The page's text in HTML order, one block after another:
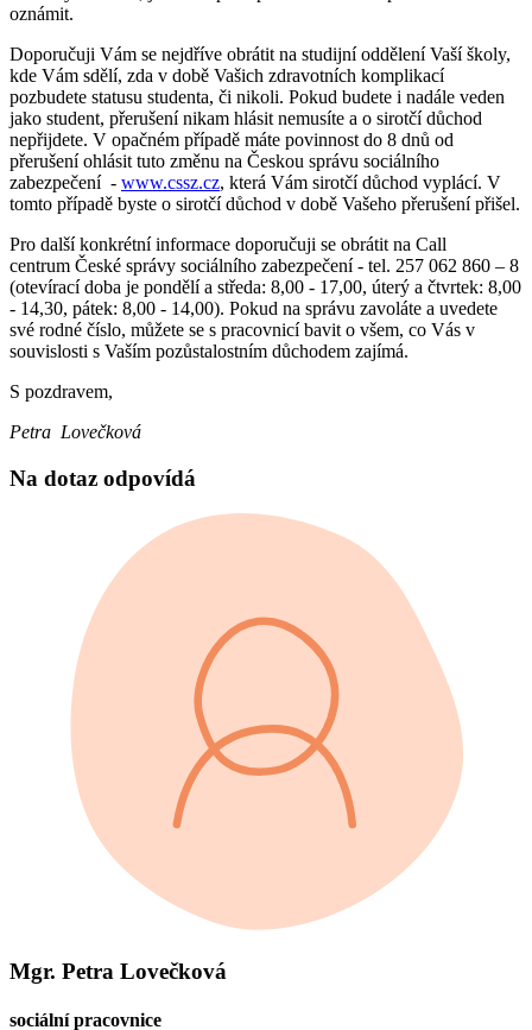
oznámit.
Doporučuji Vám se nejdříve obrátit na studijní oddělení Vaší školy,
kde Vám sdělí, zda v době Vašich zdravotních komplikací
pozbudete statusu studenta, či nikoli. Pokud budete i nadále veden
jako student, přerušení nikam hlásit nemusíte a o sirotčí důchod
nepřijdete. V opačném případě máte povinnost do 8 dnů od
přerušení ohlásit tuto změnu na Českou správu sociálního
zabezpečení - www.cssz.cz, která Vám sirotčí důchod vyplácí. V
tomto případě byste o sirotčí důchod v době Vašeho přerušení přišel.
Pro další konkrétní informace doporučuji se obrátit na Call
centrum České správy sociálního zabezpečení - tel. 257 062 860 – 8
(otevírací doba je pondělí a středa: 8,00 - 17,00, úterý a čtvrtek: 8,00
- 14,30, pátek: 8,00 - 14,00). Pokud na správu zavoláte a uvedete
své rodné číslo, můžete se s pracovnicí bavit o všem, co Vás v
souvislosti s Vaším pozůstalostním důchodem zajímá.
S pozdravem,
Petra Lovečková
Na dotaz odpovídá
Mgr. Petra Lovečková
sociální pracovnice